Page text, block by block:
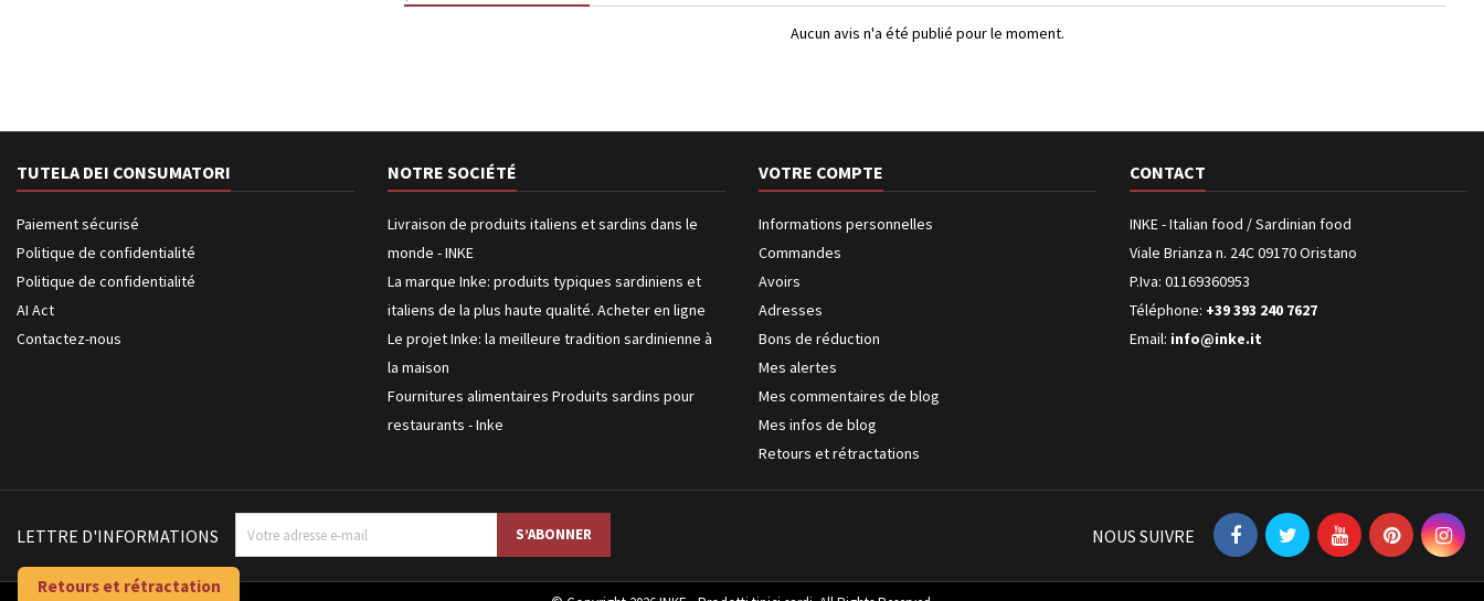
Aucun avis n'a été publié pour le moment.
TUTELA DEI CONSUMATORI
Paiement sécurisé
Politique de confidentialité
Politique de confidentialité
AI Act
Contactez-nous
NOTRE SOCIÉTÉ
Livraison de produits italiens et sardins dans le
monde - INKE
La marque Inke: produits typiques sardiniens et
italiens de la plus haute qualité. Acheter en ligne
Le projet Inke: la meilleure tradition sardinienne à
la maison
Fournitures alimentaires Produits sardins pour
restaurants - Inke
VOTRE COMPTE
Informations personnelles
Commandes
Avoirs
Adresses
Bons de réduction
Mes alertes
Mes commentaires de blog
Mes infos de blog
Retours et rétractations
CONTACT
INKE - Italian food / Sardinian food
Viale Brianza n. 24C 09170 Oristano
P.Iva: 01169360953
Téléphone: +39 393 240 7627
Email: info@inke.it
LETTRE D'INFORMATIONS NOUS SUIVRE
Retours et rétractation